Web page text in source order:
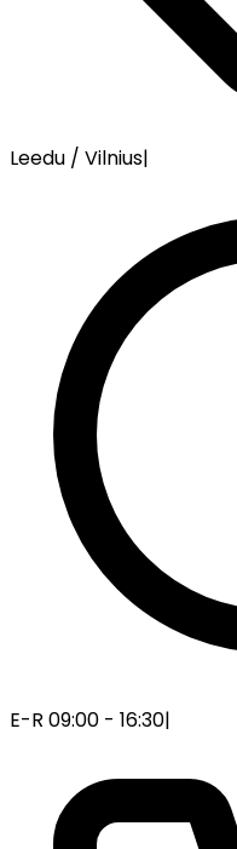
Leedu / Vilnius|
E-R 09:00 - 16:30|